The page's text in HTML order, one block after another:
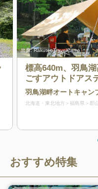
出典:RakutenTravelCamp
標高640m、羽鳥
ごすアウトドアス
リーサイトを含む
完備のコテージを
リーも安心です。
原ならではの澄ん
羽鳥湖畔オートキャン
北海道・東北地方 福島県 郡
おすすめ特集